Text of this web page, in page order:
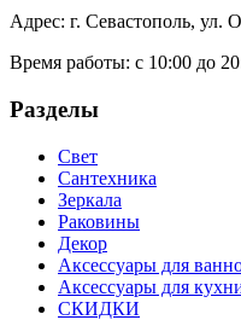
Адрес: г. Севастополь, ул.
Время работы: с 10:00 до
Разделы
Свет
Сантехника
Зеркала
Раковины
Декор
Аксессуары для
Аксессуары для
СКИДКИ